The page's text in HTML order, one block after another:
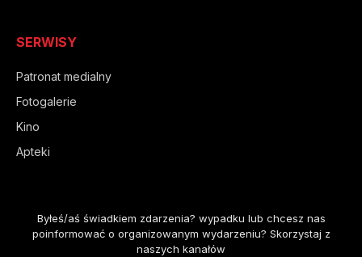
SERWISY
Patronat medialny
Fotogalerie
Kino
Apteki
Byłeś/aś świadkiem zdarzenia? wypadku lub chcesz nas
poinformować o organizowanym wydarzeniu? Skorzystaj z
naszych kanałów